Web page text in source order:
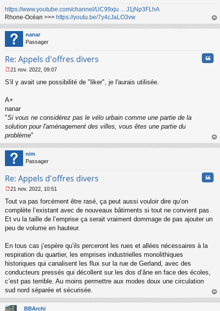
https://www.youtube.com/channel/UC99xju ... J1jNp3FLhA
Rhone-Océan >>> https://youtu.be/7y4cJaLO3vw
au
nanar
Passager
Re: Appels d'offres divers
e
s
g
e
n
o
l
u
21 nov. 2022, 09:07
S'il y avait une possibilité de "liker", je l'aurais utilisée.
A+
nanar
"Si vous ne considérez pas le vélo urbain comme une partie de la
solution pour l'aménagement des villes, vous êtes une partie du
problème"
au
nim
Passager
Re: Appels d'offres divers
e
s
s
g
n
o
n
u
21 nov. 2022, 10:51
Tout va pas forcément être rasé, ça peut aussi vouloir dire qu’on
complète l’existant avec de nouveaux bâtiments si tout ne convient pas.
Et vu la taille de l’emprise ça serait vraiment dommage de pas ajouter un
peu de volume en hauteur.
En tous cas j’espère qu’ils perceront les rues et allées nécessaires à la
respiration du quartier, les emprises industrielles monolithiques
historiques qui canalisent les flux sur la rue de Gerland, avec des
conducteurs pressés qui décollent sur les dos d’âne en face des écoles,
c’est pas terrible. Au moins permettre aux modes doux une circulation
sud nord séparée et sécurisée.
au
BBArchi